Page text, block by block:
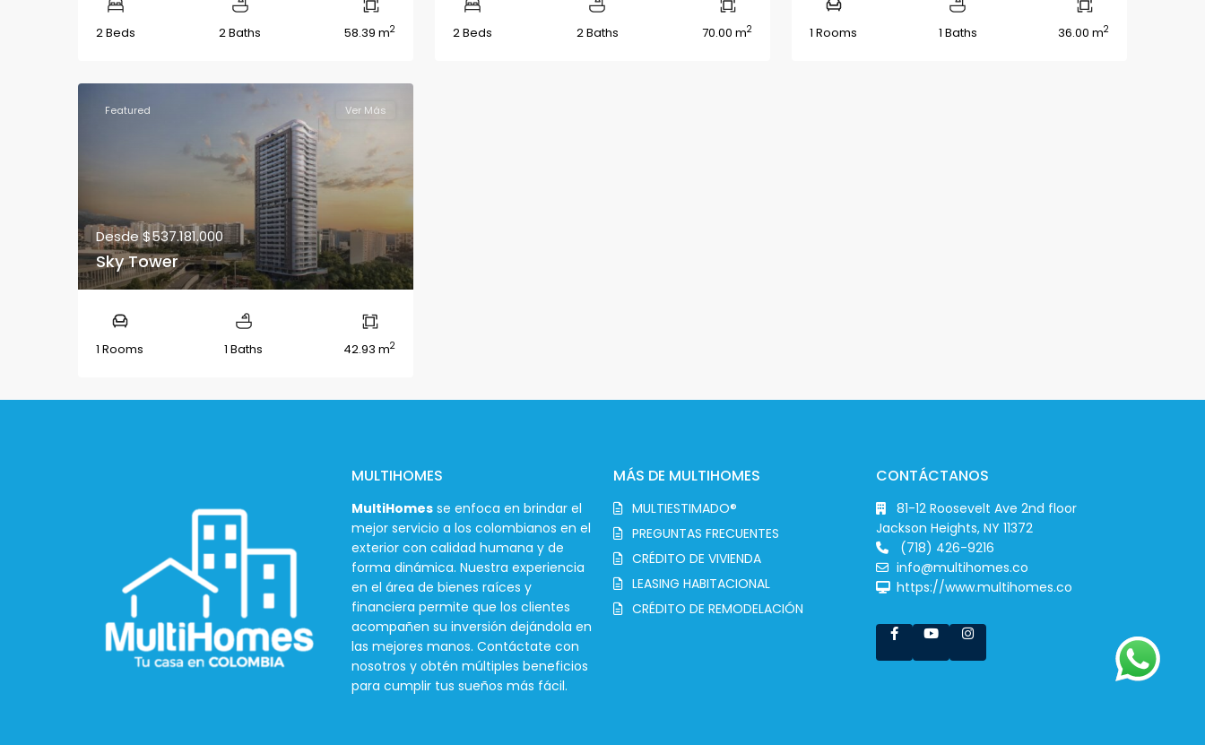
2 Beds 2 Baths 58.39 m2 2 Beds 2 Baths 70.00 m2 1 Rooms 1 Baths 36.00 m2
Featured Ver Más
Desde $537.181.000
Sky Tower
1 Rooms 1 Baths 42.93 m2
MULTIHOMES
MultiHomesse enfoca en brindar el
mejor servicio a los colombianos en el
exterior con calidad humana y de
forma dinámica. Nuestra experiencia
en el área de bienes raíces y
financiera permite que los clientes
acompañen su inversión dejándola en
las mejores manos. Contáctate con
nosotros y obtén múltiples beneficios
para cumplir tus sueños más fácil.
MÁS DE MULTIHOMES
MULTIESTIMADO®
PREGUNTAS FRECUENTES
CRÉDITO DE VIVIENDA
LEASING HABITACIONAL
CRÉDITO DE REMODELACIÓN
CONTÁCTANOS
81-12 Roosevelt Ave 2nd floor
Jackson Heights, NY 11372
(718) 426-9216
info@multihomes.co
https://www.multihomes.co